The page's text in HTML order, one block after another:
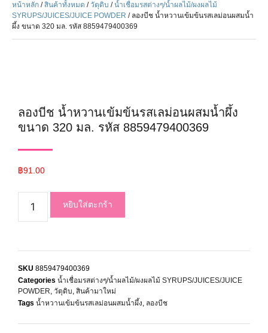
หน้าหลัก /สินค้าทั้งหมด /วัตุดิบ /น้ำเชื่อมรสต่างๆ/น้ำผลไม้/ผงผลไม้
SYRUPS/JUICES/JUICE POWDER / ลองบีช น้ำหวานเข้มข้นรสเลม่อนผสมน้ำ
ผึ้ง ขนาด 320 มล. รหัส 8859479400369
ลองบีช น้ำหวานเข้มข้นรสเลม่อนผสมน้ำผึ้ง
ขนาด 320 มล. รหัส 8859479400369
฿91.00
หยิบใส่ตะกร้า
SKU 8859479400369
Categories น้ำเชื่อมรสต่างๆ/น้ำผลไม้/ผงผลไม้ SYRUPS/JUICES/JUICE
POWDER วัตุดิบ สินค้ามาใหม่
Tags น้ำหวานเข้มข้นรสเลม่อนผสมน้ำผึ้ง ลองบีช